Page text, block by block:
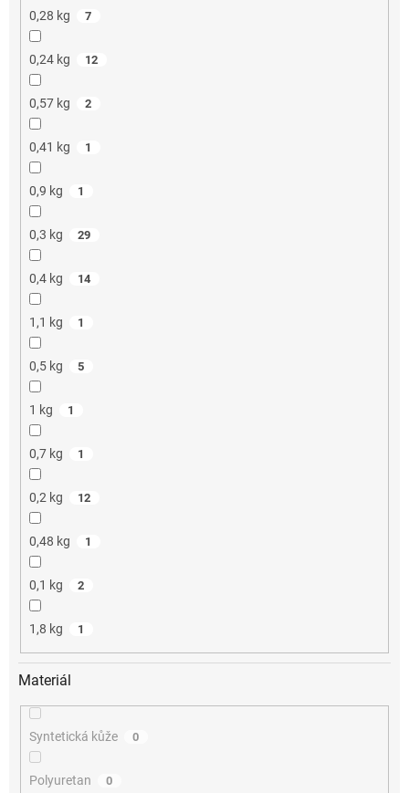
0,28 kg 7
0,24 kg 12
0,57 kg 2
0,41 kg 1
0,9 kg 1
0,3 kg 29
0,4 kg 14
1,1 kg 1
0,5 kg 5
1 kg 1
0,7 kg 1
0,2 kg 12
0,48 kg 1
0,1 kg 2
1,8 kg 1
Materiál
Syntetická kůže 0
Polyuretan 0